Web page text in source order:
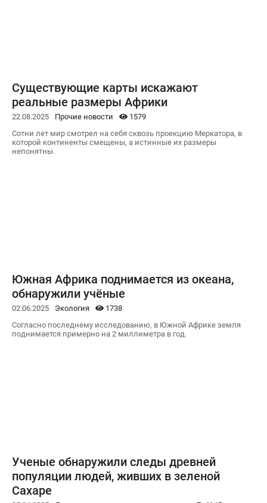
Существующие карты искажают
реальные размеры Африки
22.08.2025 Прочие новости
1579
Сотни лет мир смотрел на себя сквозь проекцию Меркатора, в
которой континенты смещены, а истинные их размеры
непонятны.
Южная Африка поднимается из океана,
обнаружили учёные
02.06.2025 Экология
1738
Согласно последнему исследованию, в Южной Африке земля
поднимается примерно на 2 миллиметра в год.
Ученые обнаружили следы древней
популяции людей, живших в зеленой
Сахаре